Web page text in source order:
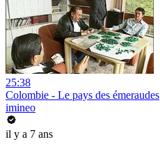
25:38
Colombie - Le pays des émeraudes
imineo
il y a 7 ans